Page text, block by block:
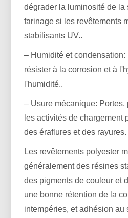
dégrader la luminosité de la
farinage si les revêtements
stabilisants UV..
– Humidité et condensation:
résister à la corrosion et à
l'humidité..
– Usure mécanique:
les activités de chargement
des éraflures et des rayures.
Les revêtements polyester
généralement des résines
des pigments de couleur et
une bonne rétention de la
intempéries, et adhésion au